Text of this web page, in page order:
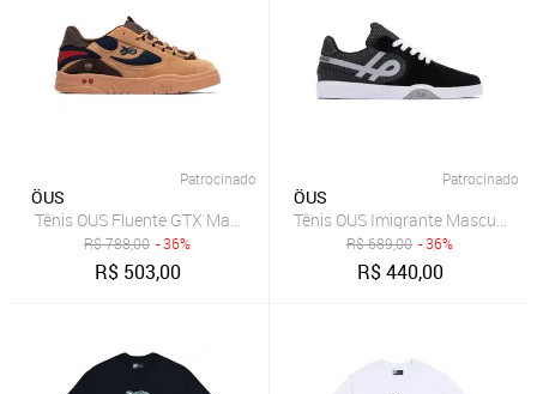
Patrocinado
ÖUS
Tênis OUS Fluente GTX Masculino Rafael Eduardo Essencial
R$788,00 - 36%
R$ 503,00
Patrocinado
ÖUS
Tênis OUS Imigrante Masculino
R$689,00 - 36%
R$440,00